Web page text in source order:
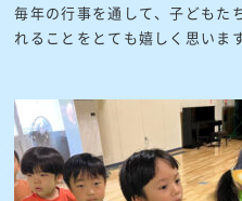
毎年の行事を通して、子どもた
れることをとても嬉しく思いま